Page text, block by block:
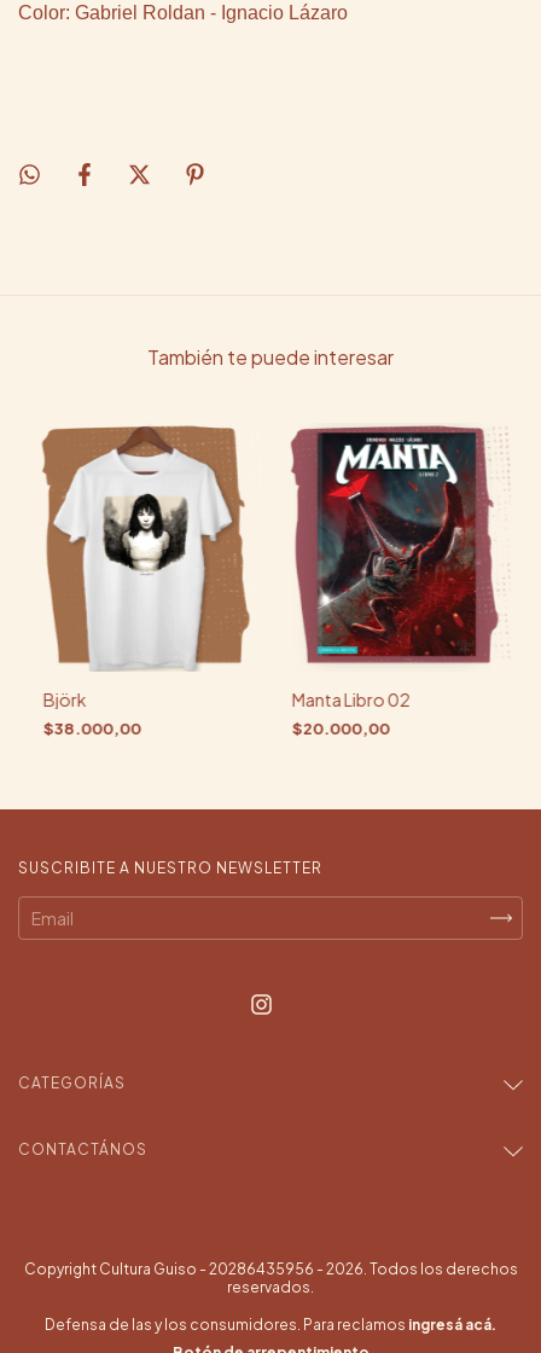
Color: Gabriel Roldan - Ignacio Lázaro
También te puede interesar
Björk
$38.000,00
Manta Libro 02
$20.000,00
SUSCRIBITE A NUESTRO NEWSLETTER
CATEGORÍAS
CONTACTÁNOS
Copyright Cultura Guiso - 20286435956 - 2026. Todos los derechos
reservados.
Defensa de las y los consumidores. Para reclamos ingresá acá.